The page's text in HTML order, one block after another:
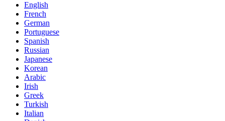
English
French
German
Portuguese
Spanish
Russian
Japanese
Korean
Arabic
Irish
Greek
Turkish
Italian